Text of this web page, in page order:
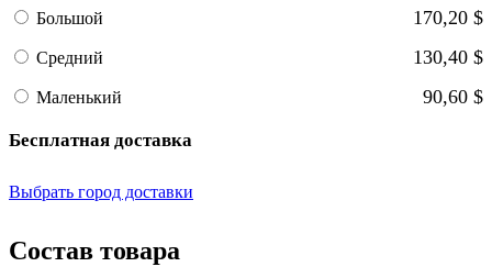
Большой 170,20 $
Средний 130,40 $
Маленький 90,60 $
Бесплатная доставка
Выбрать город доставки
Состав товара